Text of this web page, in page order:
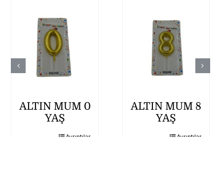
ALTIN MUM 0
YAŞ
Ayrıntılar
ALTIN MUM 8
YAŞ
Ayrıntılar